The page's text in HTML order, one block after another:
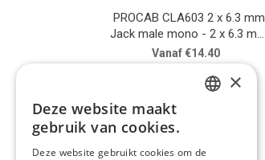
PROCAB CLA603 2 x 6.3 mm
Jack male mono - 2 x 6.3 mm
Jack male mono angled
Vanaf €14.40
×
Deze website maakt
gebruik van cookies.
Deze website gebruikt cookies om de